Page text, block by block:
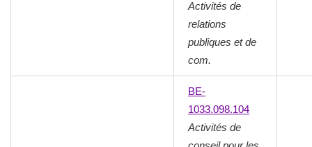
Activités de
relations
publiques et de
com.
BE-
1033.098.104
Activités de